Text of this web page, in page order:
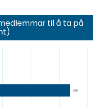
til å ta på